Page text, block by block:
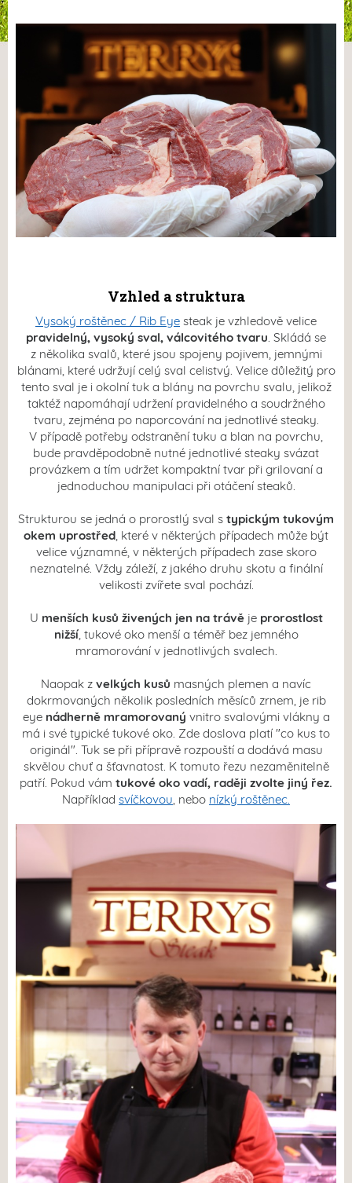
Vzhled a struktura
Vysoký roštěnec / Rib Eye steak je vzhledově velice
pravidelný, vysoký sval, válcovitého tvaru . Skládá se
z několika svalů, které jsou spojeny pojivem, jemnými
blánami, které udržují celý sval celistvý. Velice důležitý pro
tento sval je i okolní tuk a blány na povrchu svalu, jelikož
taktéž napomáhají udržení pravidelného a soudržného
tvaru, zejména po naporcování na jednotlivé steaky.
V případě potřeby odstranění tuku a blan na povrchu,
bude pravděpodobně nutné jednotlivé steaky svázat
provázkem a tím udržet kompaktní tvar při grilovaní a
jednoduchou manipulaci při otáčení steaků.
Strukturou se jedná o prorostlý sval s typickým tukovým
okem uprostřed , které v některých případech může být
velice významné, v některých případech zase skoro
neznatelné. Vždy záleží, z jakého druhu skotu a finální
velikosti zvířete sval pochází.
U menších kusů živených jen na trávěje prorostlost
nižší, tukové oko menší a téměř bez jemného
mramorování v jednotlivých svalech.
Naopak z velkých kusů masných plemen a navíc
dokrmovaných několik posledních měsíců zrnem, je rib
eye nádherně mramorovaný vnitro svalovými vlákny a
má i své typické tukové oko. Zde doslova platí "co kus to
originál". Tuk se při přípravě rozpouští a dodává masu
skvělou chuť a šťavnatost. K tomuto řezu nezaměnitelně
patří. Pokud vám tukové oko vadí, raději zvolte jiný řez.
Například svíčkovou , nebo nízký roštěnec.